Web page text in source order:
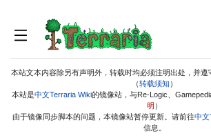
本站文本内容除另有声明外，转载时均必须注明出处，并遵
（转载须知 ）
本站是中文Terraria Wiki的镜像站，与Re-Logic、
明 ）
由于镜像同步脚本的问题，本镜像站暂停更新。请前往中文
信息。